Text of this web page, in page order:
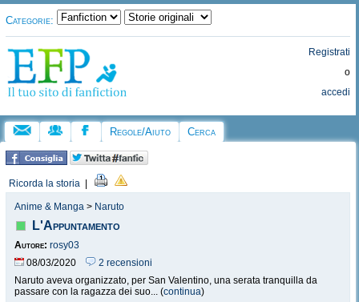
Categorie:
Registrati
o
accedi
Regole/Aiuto Cerca
Ricorda la storia
Anime & Manga > Naruto
L'Appuntamento
Autore: rosy03
08/03/2020
2 recensioni
Naruto aveva organizzato, per San Valentino, una serata tranquilla da
passare con la ragazza dei suo... (continua)